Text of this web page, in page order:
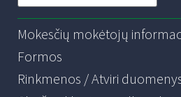
Mokesčių mokėtojų
Formos
Rinkmenos / Atviri